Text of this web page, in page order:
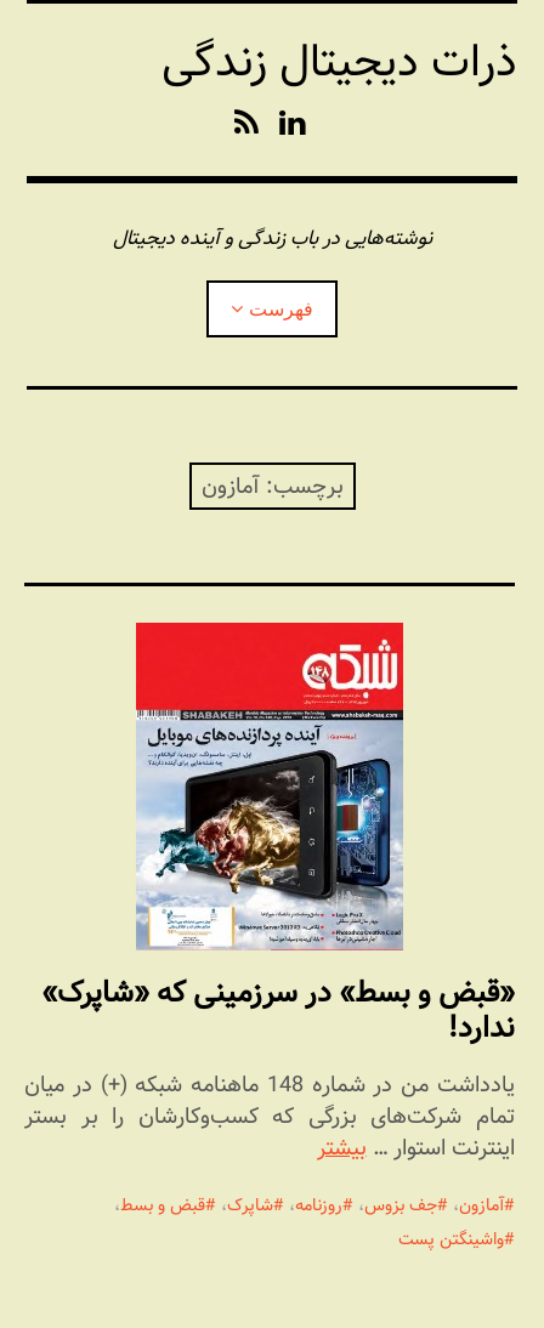
رفتن
محتواذرات دیجیتال زندگی
n
k
e
d
I
n
S
نوشته‌هایی در باب زندگی و آینده دیجیتال
فهرست
برچسب:آمازون
«قبض و بسط» در سرزمینی که «شاپرک»
ندارد!
یادداشت من در شماره 148 ماهنامه شبکه (+) در میان
تمام شرکت‌های بزرگی که کسب‌وکارشان را بر بستر
اینترنت استوار …بیشتر
آمازون، جف بزوس، روزنامه، شاپرک، قبض و بسط،
واشینگتن پست